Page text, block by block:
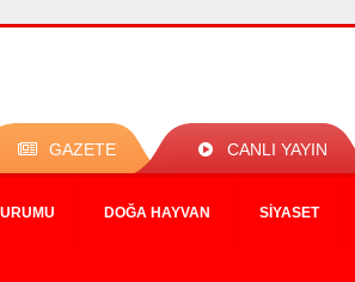
GAZETE CANLI YAYIN
DOĞA HAYVAN SIYASET